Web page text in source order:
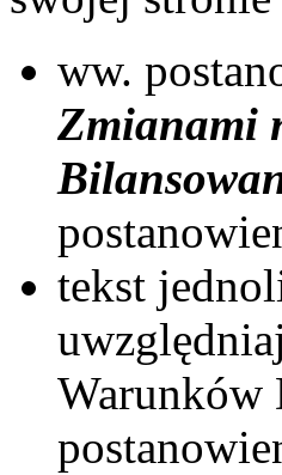
ww.
Zmianami
tekst
Warunków